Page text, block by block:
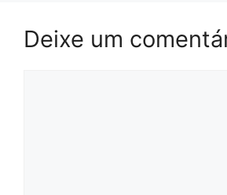
Deixe um